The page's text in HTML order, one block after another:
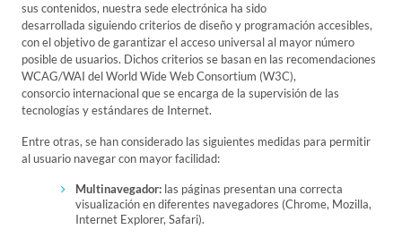
sus contenidos, nuestra sede electrónica ha sido
desarrollada siguiendo criterios de diseño y programación accesibles,
con el objetivo de garantizar el acceso universal al mayor número
posible de usuarios. Dichos criterios se basan en las recomendaciones
WCAG/WAI del World Wide Web Consortium (W3C),
consorcio internacional que se encarga de la supervisión de las
tecnologías y estándares de Internet.
Entre otras, se han considerado las siguientes medidas para permitir
al usuario navegar con mayor facilidad:
Multinavegador: las páginas presentan una correcta
visualización en diferentes navegadores (Chrome, Mozilla,
Internet Explorer, Safari).